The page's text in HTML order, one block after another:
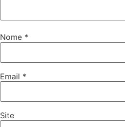
Nome *
Email *
Site